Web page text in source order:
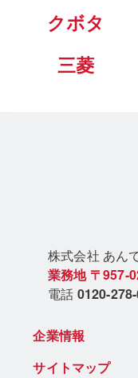
クボタ
三菱
株式会社 あん
業務地 〒957-
電話 0120-
企業情報
サイトマップ